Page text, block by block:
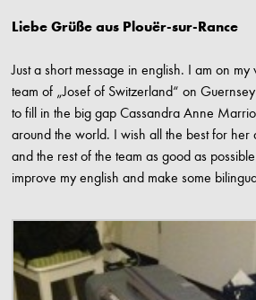
Liebe Grüße aus Plouër-sur-Rance
Just a short message in english. I am on
team of „Josef of Switzerland“ on
to fill in the big gap Cassandra Anne
around the world. I wish all the best for her
and the rest of the team as good as
improve my english and make some